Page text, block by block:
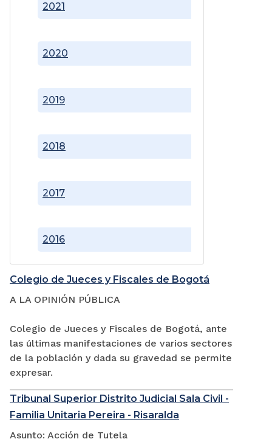
2016
2017
2018
2019
2020
2021
Colegio de Jueces y Fiscales de Bogotá
A LA OPINIÓN PÚBLICA
Colegio de Jueces y Fiscales de Bogotá, ante
las últimas manifestaciones de varios sectores
de la población y dada su gravedad se permite
expresar.
Tribunal Superior Distrito Judicial Sala Civil -
Familia Unitaria Pereira - Risaralda
Asunto: Acción de Tutela